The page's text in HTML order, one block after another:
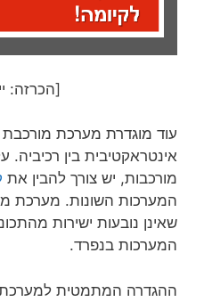
[הכרזה:
עוד מוגדרת מערכת
אינטראקטיבית בין
מורכבות, יש צורך להבין את
המערכות השונות. מערכת
שאינן נובעות ישירות
המערכות בנפרד.
ההגדרה המתמטית